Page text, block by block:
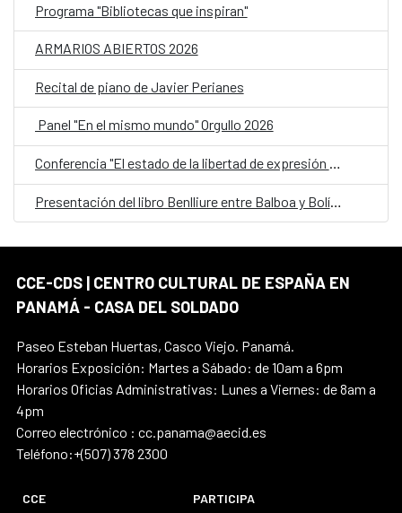
Programa "Bibliotecas que inspiran"
ARMARIOS ABIERTOS 2026
Recital de piano de Javier Perianes
Panel "En el mismo mundo" Orgullo 2026
Conferencia "El estado de la libertad de expresión en América Latina"
Presentación del libro Benlliure entre Balboa y Bolívar
CCE-CDS | CENTRO CULTURAL DE ESPAÑA EN
PANAMÁ - CASA DEL SOLDADO
Paseo Esteban Huertas, Casco Viejo. Panamá.
Horarios Exposición: Martes a Sábado: de 10am a 6pm
Horarios Oficias Administrativas: Lunes a Viernes: de 8am a
4pm
Correo electrónico : cc.panama@aecid.es
Teléfono:+(507) 378 2300
CCE
PARTICIPA